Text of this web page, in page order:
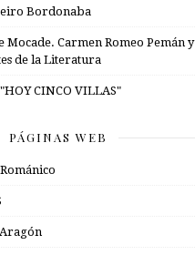
Bordonaba
Mocade. Carmen Romeo Pemán y
de la Literatura
CINCO VILLAS"
PÁGINAS WEB